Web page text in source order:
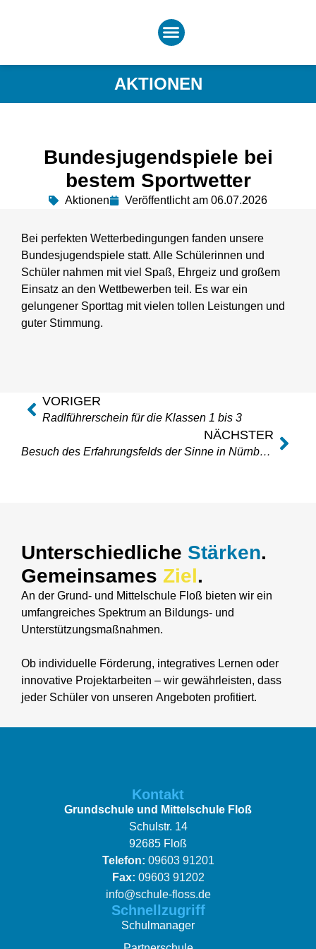
AKTIONEN
Bundesjugendspiele bei
bestem Sportwetter
Aktionen Veröffentlicht am 06.07.2026
Bei perfekten Wetterbedingungen fanden unsere
Bundesjugendspiele statt. Alle Schülerinnen und
Schüler nahmen mit viel Spaß, Ehrgeiz und großem
Einsatz an den Wettbewerben teil. Es war ein
gelungener Sporttag mit vielen tollen Leistungen und
guter Stimmung.
VORIGER
Radlführerschein für die Klassen 1 bis 3
NÄCHSTER
Besuch des Erfahrungsfelds der Sinne in Nürnberg
Unterschiedliche Stärken.
Gemeinsames Ziel.
An der Grund- und Mittelschule Floß bieten wir ein
umfangreiches Spektrum an Bildungs- und
Unterstützungsmaßnahmen.
Ob individuelle Förderung, integratives Lernen oder
innovative Projektarbeiten – wir gewährleisten, dass
jeder Schüler von unseren Angeboten profitiert.
Kontakt
Grundschule und Mittelschule Floß
Schulstr. 14
92685 Floß
Telefon: 09603 91201
Fax: 09603 91202
info@schule-floss.de
Schnellzugriff
Schulmanager